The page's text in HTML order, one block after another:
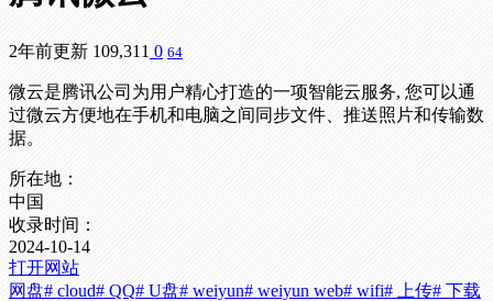
2年前更新 109,311 0 64
微云是腾讯公司为用户精心打造的一项智能云服务, 您可以通
过微云方便地在手机和电脑之间同步文件、推送照片和传输数
据。
所在地：
中国
收录时间：
2024-10-14
打开网站
网盘# cloud# QQ# U盘# weiyun# weiyun web# wifi# 上传# 下载